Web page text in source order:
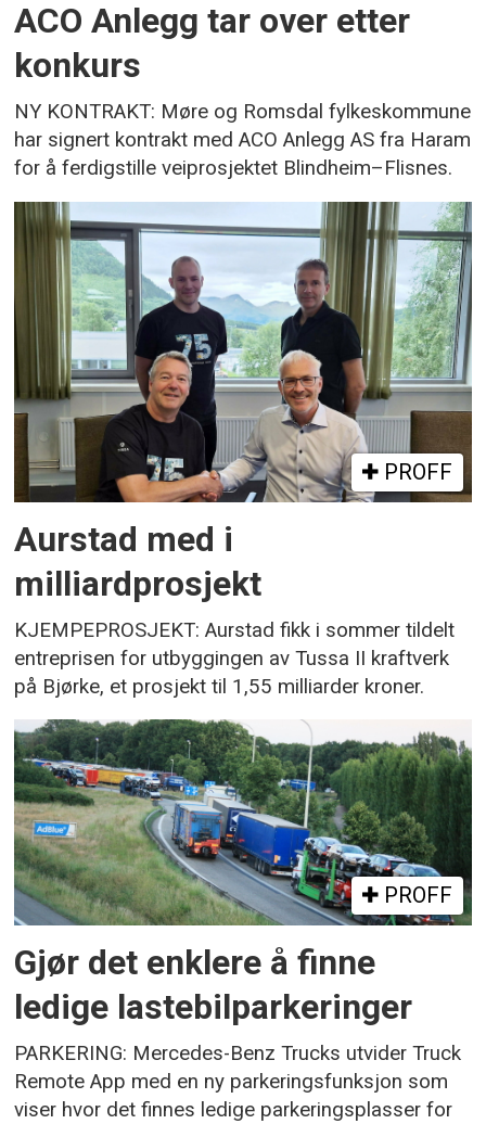
ACO Anlegg tar over etter
konkurs
NY KONTRAKT: Møre og Romsdal fylkeskommune
har signert kontrakt med ACO Anlegg AS fra Haram
for å ferdigstille veiprosjektet Blindheim–Flisnes.
PROFF
Aurstad med i
milliardprosjekt
KJEMPEPROSJEKT: Aurstad fikk i sommer tildelt
entreprisen for utbyggingen av Tussa II kraftverk
på Bjørke, et prosjekt til 1,55 milliarder kroner.
PROFF
Gjør det enklere å finne
ledige lastebilparkeringer
PARKERING: Mercedes-Benz Trucks utvider Truck
Remote App med en ny parkeringsfunksjon som
viser hvor det finnes ledige parkeringsplasser for